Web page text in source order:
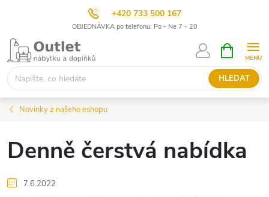
+420 733 500 167
OBJEDNÁVKA po telefonu: Po - Ne 7 - 20
Přejít
obsah
HLEDAT
NÁKUPNÍ
KOŠÍK
Novinky z našeho eshopu
Denně čerstvá nabídka
7.6.2022